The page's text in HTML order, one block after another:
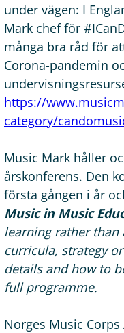
under vägen: I
Mark chef för
många bra råd för
Corona-pandemin
https://
category/
Music Mark håller
årskonferens. Den
första gången i år
Music in Music
learning rather
curricula, strategy
details and how to
full programme.
Norges Music